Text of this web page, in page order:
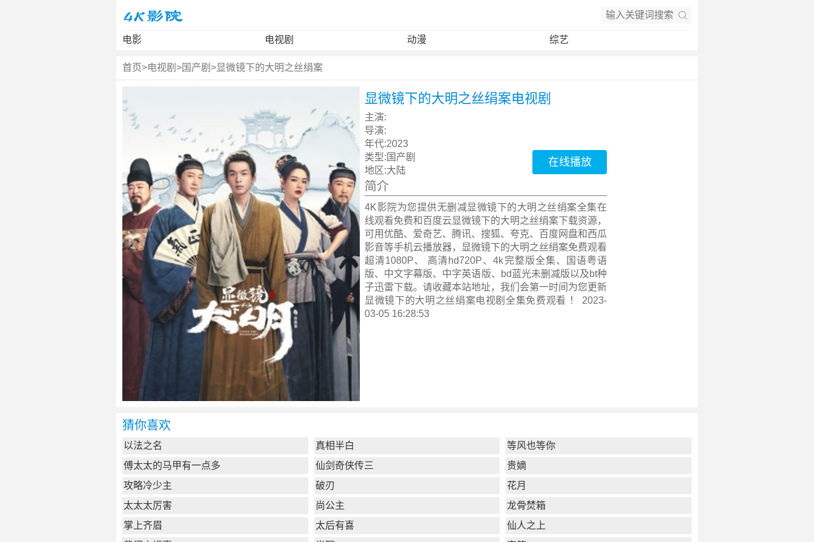
电影 电视剧 动漫 综艺
首页>电视剧 >国产剧 >显微镜下的大明之丝绢案
显微镜下的大明之丝绢案电视剧
主演:
导演:
年代:2023
类型: 国产剧
地区:大陆
在线播放
简介
4K影院为您提供无删减显微镜下的大明之丝绢案全集在
线观看免费和百度云显微镜下的大明之丝绢案下载资源，
可用优酷、爱奇艺、腾讯、搜狐、夸克、百度网盘和西瓜
影音等手机云播放器，显微镜下的大明之丝绢案免费观看
超清1080P、 高清hd720P、4k完整版全集、国语粤语
版、中文字幕版、中字英语版、bd蓝光未删减版以及bt种
子迅雷下载。请收藏本站地址，我们会第一时间为您更新
显微镜下的大明之丝绢案电视剧全集免费观看 ！ 2023-
03-05 16:28:53
猜你喜欢
以法之名 真相半白
等风也等你
傅太太的马甲有一点多
仙剑奇侠传三
贵嫡
攻略冷少主
破刃
花月
太太太厉害
尚公主
龙骨焚箱
掌上齐眉
太后有喜
仙人之上